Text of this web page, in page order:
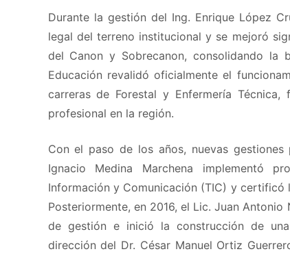
Durante la gestión del Ing. Enrique López
legal del terreno institucional y se mejoró
del Canon y Sobrecanon, consolidando
Educación revalidó oficialmente el
carreras de Forestal y Enfermería
profesional en la región.
Con el paso de los años, nuevas gestiones
Ignacio Medina Marchena implementó
Información y Comunicación (TIC) y certificó
Posteriormente, en 2016, el Lic. Juan
de gestión e inició la construcción de
dirección del Dr. César Manuel Ortiz